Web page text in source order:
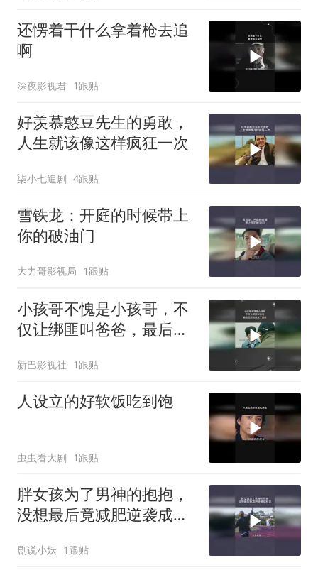
还愣着干什么拿着枪去追
啊
深夜影视君 1跟贴
好羡慕憨豆先生的勇敢，
人生就该像这样疯狂一次
柒小七追剧 4跟贴
雪铁龙：开庭的时候带上
你的破油门
大力哥影视局 1跟贴
小孩哥不愧是小孩哥，不
仅让绑匪叫爸爸，最后还
新巴影视社 1跟贴
人设立的好软饭吃到饱
虫虫看大剧 1跟贴
胖女孩为了男神的抱抱，
没想最后竟减肥逆袭成校
剧说小妖 1跟贴